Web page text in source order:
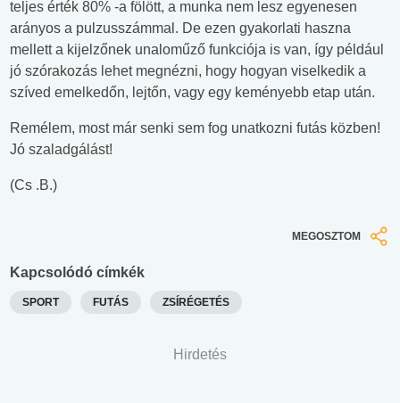
teljes érték 80% -a fölött, a munka nem lesz egyenesen
arányos a pulzusszámmal. De ezen gyakorlati haszna
mellett a kijelzőnek unaloműző funkciója is van, így például
jó szórakozás lehet megnézni, hogy hogyan viselkedik a
szíved emelkedőn, lejtőn, vagy egy keményebb etap után.
Remélem, most már senki sem fog unatkozni futás közben!
Jó szaladgálást!
(Cs .B.)
MEGOSZTOM
Kapcsolódó címkék
SPORT FUTÁS ZSÍRÉGETÉS
Hirdetés